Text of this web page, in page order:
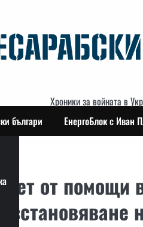
Хроники за войната в
българи ЕнергоБлок с Иван
от помощи